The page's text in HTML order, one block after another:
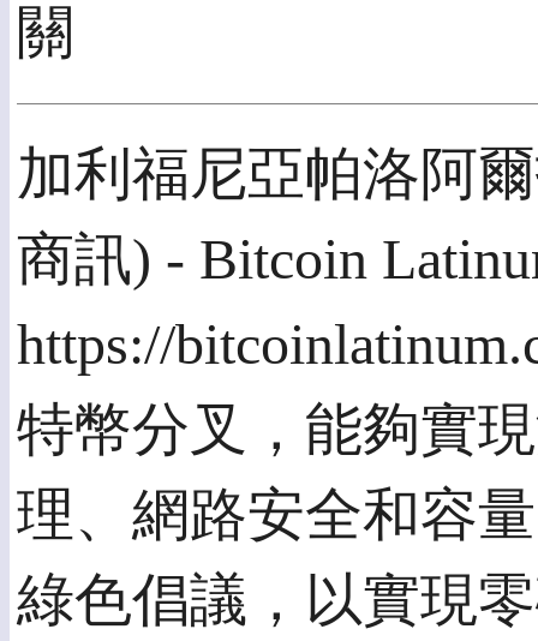
關
加利福尼亞帕洛阿
商訊) - Bitcoin
https://
特幣分叉，能夠實
理、網路安全和容
綠色倡議，以實現